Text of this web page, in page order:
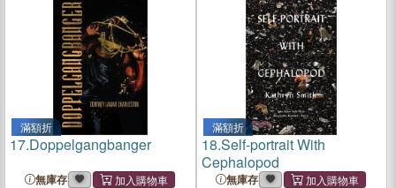
滿額折
17.Doppelgangbanger
無庫存
滿額折
18.Self-portrait With
Cephalopod
無庫存